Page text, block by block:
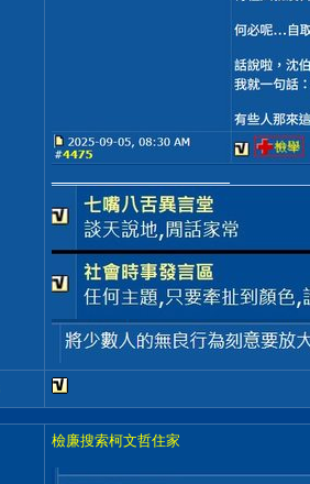
檢廉搜索柯文哲住家